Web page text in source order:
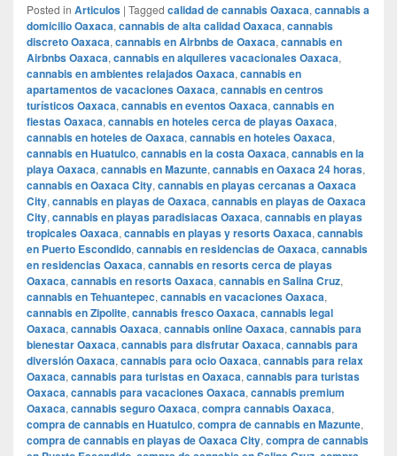
Posted in Articulos | Tagged calidad de cannabis Oaxaca, cannabis a
domicilio Oaxaca, cannabis de alta calidad Oaxaca, cannabis
discreto Oaxaca, cannabis en Airbnbs de Oaxaca, cannabis en
Airbnbs Oaxaca, cannabis en alquileres vacacionales Oaxaca,
cannabis en ambientes relajados Oaxaca, cannabis en
apartamentos de vacaciones Oaxaca, cannabis en centros
turísticos Oaxaca, cannabis en eventos Oaxaca, cannabis en
fiestas Oaxaca, cannabis en hoteles cerca de playas Oaxaca,
cannabis en hoteles de Oaxaca, cannabis en hoteles Oaxaca,
cannabis en Huatulco, cannabis en la costa Oaxaca, cannabis en la
playa Oaxaca, cannabis en Mazunte, cannabis en Oaxaca 24 horas,
cannabis en Oaxaca City, cannabis en playas cercanas a Oaxaca
City, cannabis en playas de Oaxaca, cannabis en playas de Oaxaca
City, cannabis en playas paradisiacas Oaxaca, cannabis en playas
tropicales Oaxaca, cannabis en playas y resorts Oaxaca, cannabis
en Puerto Escondido, cannabis en residencias de Oaxaca, cannabis
en residencias Oaxaca, cannabis en resorts cerca de playas
Oaxaca, cannabis en resorts Oaxaca, cannabis en Salina Cruz,
cannabis en Tehuantepec, cannabis en vacaciones Oaxaca,
cannabis en Zipolite, cannabis fresco Oaxaca, cannabis legal
Oaxaca, cannabis Oaxaca, cannabis online Oaxaca, cannabis para
bienestar Oaxaca, cannabis para disfrutar Oaxaca, cannabis para
diversión Oaxaca, cannabis para ocio Oaxaca, cannabis para relax
Oaxaca, cannabis para turistas en Oaxaca, cannabis para turistas
Oaxaca, cannabis para vacaciones Oaxaca, cannabis premium
Oaxaca, cannabis seguro Oaxaca, compra cannabis Oaxaca,
compra de cannabis en Huatulco, compra de cannabis en Mazunte,
compra de cannabis en playas de Oaxaca City, compra de cannabis